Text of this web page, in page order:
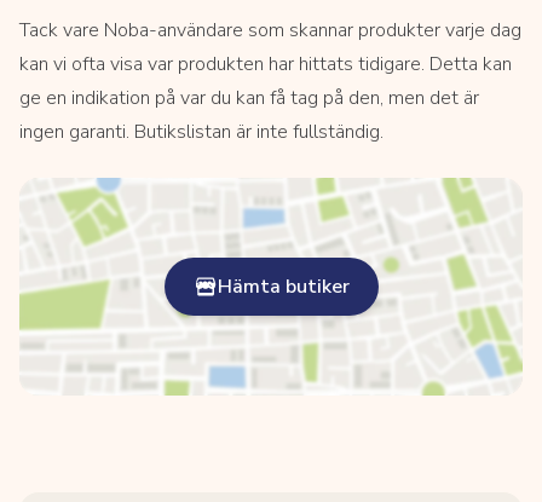
Tack vare Noba-användare som skannar produkter varje dag
kan vi ofta visa var produkten har hittats tidigare. Detta kan
ge en indikation på var du kan få tag på den, men det är
ingen garanti. Butikslistan är inte fullständig.
Hämta butiker